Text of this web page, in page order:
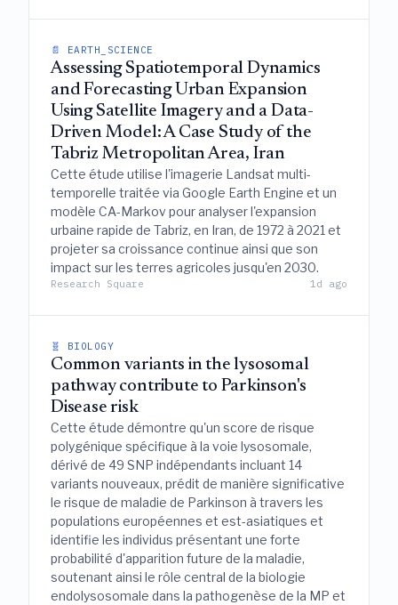
📄 EARTH_SCIENCE
Assessing Spatiotemporal Dynamics
and Forecasting Urban Expansion
Using Satellite Imagery and a Data-
Driven Model: A Case Study of the
Tabriz Metropolitan Area, Iran
Cette étude utilise l'imagerie Landsat multi-
temporelle traitée via Google Earth Engine et un
modèle CA-Markov pour analyser l'expansion
urbaine rapide de Tabriz, en Iran, de 1972 à 2021 et
projeter sa croissance continue ainsi que son
impact sur les terres agricoles jusqu'en 2030.
Research Square 1d ago
🧬 BIOLOGY
Common variants in the lysosomal
pathway contribute to Parkinson's
Disease risk
Cette étude démontre qu'un score de risque
polygénique spécifique à la voie lysosomale,
dérivé de 49 SNP indépendants incluant 14
variants nouveaux, prédit de manière significative
le risque de maladie de Parkinson à travers les
populations européennes et est-asiatiques et
identifie les individus présentant une forte
probabilité d'apparition future de la maladie,
soutenant ainsi le rôle central de la biologie
endolysosomale dans la pathogenèse de la MP et